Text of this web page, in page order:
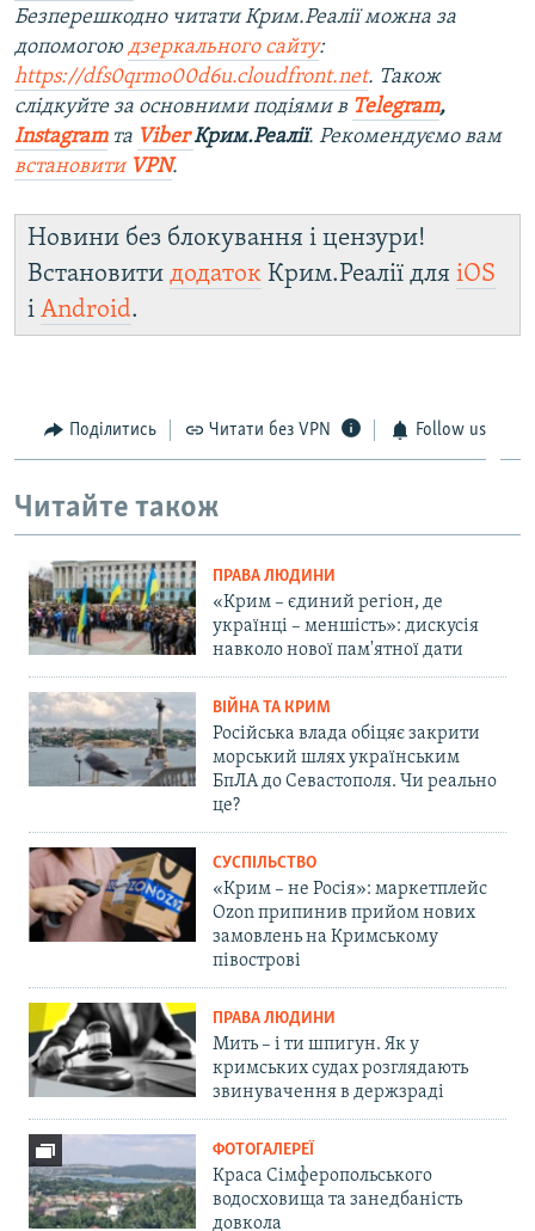
Безперешкодно читати Крим.Реалії можна за
допомогою дзеркального сайту:
https://dfs0qrmo00d6u.cloudfront.net. Також
слідкуйте за основними подіями в Telegram,
Instagramта ViberКрим.Реалії. Рекомендуємо вам
встановити VPN.
Новини без блокування і цензури!
Встановити додаток Крим.Реалії для iOS
і Android.
Поділитись Читати без VPN Follow us
Читайте також
ПРАВА ЛЮДИНИ
«Крим – єдиний регіон, де
українці – меншість»: дискусія
навколо нової пам'ятної дати
ВІЙНА ТА КРИМ
Російська влада обіцяє закрити
морський шлях українським
БпЛА до Севастополя. Чи реально
це?
СУСПІЛЬСТВО
«Крим – не Росія»: маркетплейс
Ozon припинив прийом нових
замовлень на Кримському
півострові
ПРАВА ЛЮДИНИ
Мить – і ти шпигун. Як у
кримських судах розглядають
звинувачення в держзраді
ФОТОГАЛЕРЕЇ
Краса Сімферопольського
водосховища та занедбаність
довкола